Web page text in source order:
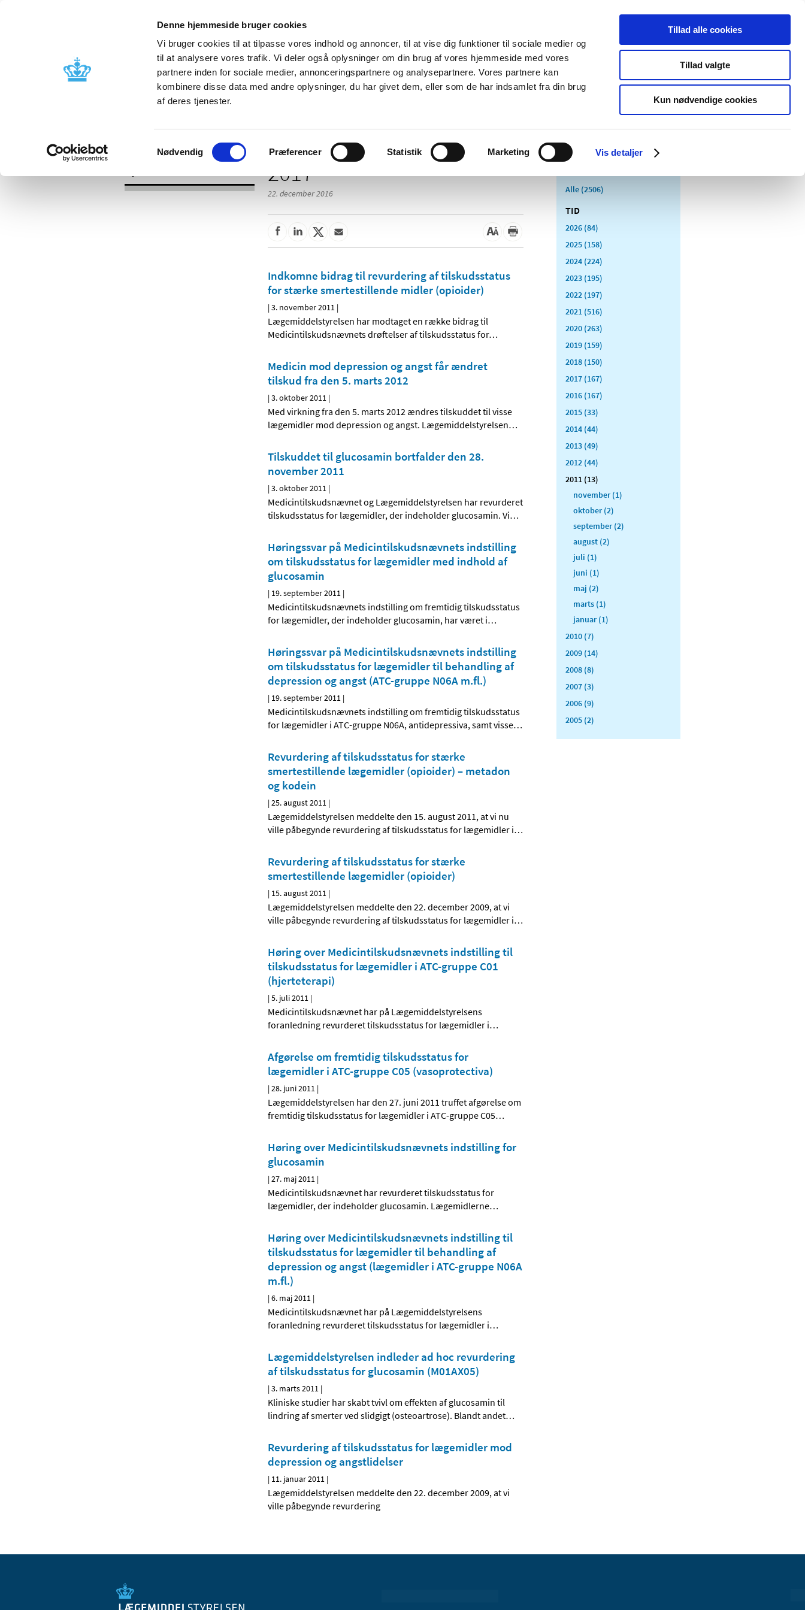
Denne hjemmeside bruger cookies
Vi bruger cookies til at tilpasse vores indhold og annoncer, til at vise dig funktioner til sociale medier og
til at analysere vores trafik. Vi deler også oplysninger om din brug af vores hjemmeside med vores
partnere inden for sociale medier, annonceringspartnere og analysepartnere. Vores partnere kan
kombinere disse data med andre oplysninger, du har givet dem, eller som de har indsamlet fra din brug
af deres tjenester.
Samtykkevalg
Nødvendig Præferencer Statistik Marketing Vis detaljer
Tillad alle cookies
Tillad valgte
Kun nødvendige cookies
Nyheder Om os Kontakt Udgivelser
Godkendelse og
Bivirkninger og
produktinformation
Tilskud og
Apoteker og salg af
Medicinsk
Særlige
produktområder
2017
22. december 2016
Indkomne bidrag til revurdering af tilskudsstatus
for stærke smertestillende midler (opioider)
|3. november 2011 |
Lægemiddelstyrelsen har modtaget en række bidrag til
Medicintilskudsnævnets drøftelser af tilskudsstatus for…
Medicin mod depression og angst får ændret
tilskud fra den 5. marts 2012
|3. oktober 2011 |
Med virkning fra den 5. marts 2012 ændres tilskuddet til visse
lægemidler mod depression og angst. Lægemiddelstyrelsen…
Tilskuddet til glucosamin bortfalder den 28.
november 2011
|3. oktober 2011 |
Medicintilskudsnævnet og Lægemiddelstyrelsen har revurderet
tilskudsstatus for lægemidler, der indeholder glucosamin. Vi…
Høringssvar på Medicintilskudsnævnets indstilling
om tilskudsstatus for lægemidler med indhold af
glucosamin
| 19. september 2011 |
Medicintilskudsnævnets indstilling om fremtidig tilskudsstatus
for lægemidler, der indeholder glucosamin, har været i…
Høringssvar på Medicintilskudsnævnets indstilling
om tilskudsstatus for lægemidler til behandling af
depression og angst (ATC-gruppe N06A m.fl.)
| 19. september 2011 |
Medicintilskudsnævnets indstilling om fremtidig tilskudsstatus
for lægemidler i ATC-gruppe N06A, antidepressiva, samt visse…
Revurdering af tilskudsstatus for stærke
smertestillende lægemidler (opioider) – metadon
og kodein
|25. august 2011 |
Lægemiddelstyrelsen meddelte den 15. august 2011, at vi nu
ville påbegynde revurdering af tilskudsstatus for lægemidler i…
Revurdering af tilskudsstatus for stærke
smertestillende lægemidler (opioider)
| 15. august 2011 |
Lægemiddelstyrelsen meddelte den 22. december 2009, at vi
ville påbegynde revurdering af tilskudsstatus for lægemidler i…
Høring over Medicintilskudsnævnets indstilling til
tilskudsstatus for lægemidler i ATC-gruppe C01
(hjerteterapi)
|5. juli 2011 |
Medicintilskudsnævnet har på Lægemiddelstyrelsens
foranledning revurderet tilskudsstatus for lægemidler i…
Afgørelse om fremtidig tilskudsstatus for
lægemidler i ATC-gruppe C05 (vasoprotectiva)
|28. juni 2011 |
Lægemiddelstyrelsen har den 27. juni 2011 truffet afgørelse om
fremtidig tilskudsstatus for lægemidler i ATC-gruppe C05…
Høring over Medicintilskudsnævnets indstilling for
glucosamin
|27. maj 2011 |
Medicintilskudsnævnet har revurderet tilskudsstatus for
lægemidler, der indeholder glucosamin. Lægemidlerne…
Høring over Medicintilskudsnævnets indstilling til
tilskudsstatus for lægemidler til behandling af
depression og angst (lægemidler i ATC-gruppe N06A
m.fl.)
|6. maj 2011 |
Medicintilskudsnævnet har på Lægemiddelstyrelsens
foranledning revurderet tilskudsstatus for lægemidler i…
Lægemiddelstyrelsen indleder ad hoc revurdering
af tilskudsstatus for glucosamin (M01AX05)
|3. marts 2011 |
Kliniske studier har skabt tvivl om effekten af glucosamin til
lindring af smerter ved slidgigt (osteoartrose). Blandt andet…
Revurdering af tilskudsstatus for lægemidler mod
depression og angstlidelser
| 11. januar 2011 |
Lægemiddelstyrelsen meddelte den 22. december 2009, at vi
ville påbegynde revurdering
Alle (2506)
TID
2026 (84)
2025 (158)
2024 (224)
2023 (195)
2022 (197)
2021 (516)
2020 (263)
2019 (159)
2018 (150)
2017 (167)
2016 (167)
2015 (33)
2014 (44)
2013 (49)
2012 (44)
2011 (13)
november (1)
oktober (2)
september (2)
august (2)
juli (1)
juni (1)
maj (2)
marts (1)
januar (1)
2010 (7)
2009 (14)
2008 (8)
2007 (3)
2006 (9)
2005 (2)